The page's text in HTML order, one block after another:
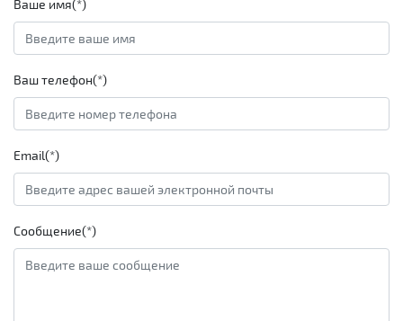
Ваше имя(*)
Ваш телефон(*)
Email(*)
Сообщение(*)